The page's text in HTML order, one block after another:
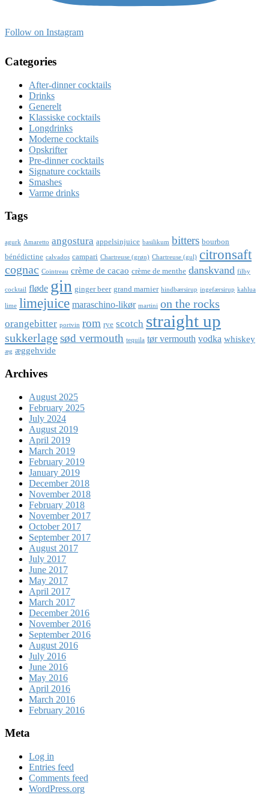
Follow on Instagram
Categories
After-dinner cocktails
Drinks
Generelt
Klassiske cocktails
Longdrinks
Moderne cocktails
Opskrifter
Pre-dinner cocktails
Signature cocktails
Smashes
Varme drinks
Tags
agurk Amaretto angostura appelsinjuice basilikum bitters bourbon
bénédictine calvados campari Chartreuse (grøn) Chartreuse (gul) citronsaft
cognac Cointreau crème de cacao crème de menthe danskvand filby
cocktail fløde gin ginger beer grand marnier hindbærsirup ingefærsirup kahlua
lime limejuice maraschino-likør martini on the rocks
orangebitter portvin rom rye scotch straight up
sukkerlagesød vermouth tequila tør vermouth vodka whiskey
æg æggehvide
Archives
August 2025
February 2025
July 2024
August 2019
April 2019
March 2019
February 2019
January 2019
December 2018
November 2018
February 2018
November 2017
October 2017
September 2017
August 2017
July 2017
June 2017
May 2017
April 2017
March 2017
December 2016
November 2016
September 2016
August 2016
July 2016
June 2016
May 2016
April 2016
March 2016
February 2016
Meta
Log in
Entries feed
Comments feed
WordPress.org